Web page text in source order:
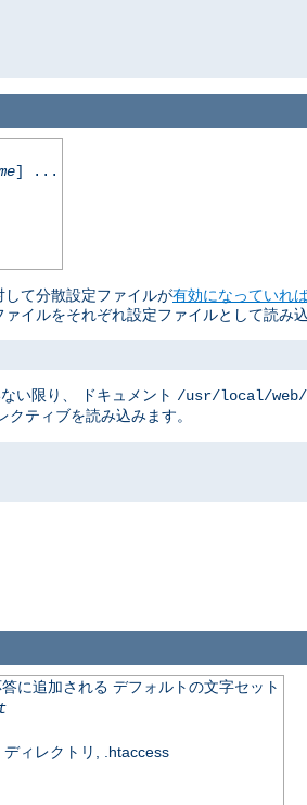
] ...
て分散設定ファイルが有効になっていれ
イルをそれぞれ設定ファイルとして読み
い限り、 ドキュメント /usr/local/
クティブを読み込みます。
に追加される デフォルトの文字セット
ィレクトリ, .htaccess